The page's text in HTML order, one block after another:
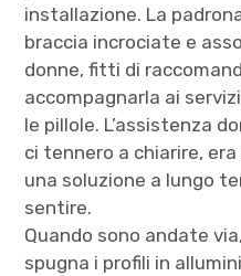
installazione. La
braccia incrociate e
donne, fitti di
accompagnarla ai
le pillole. L’assistenza
ci tennero a chiarire,
una soluzione a lungo
sentire.
Quando sono andate
spugna i profili in